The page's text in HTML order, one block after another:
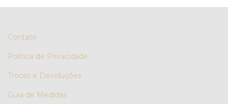
Contato
Política de Privacidade
Trocas e Devoluções
Guia de Medidas